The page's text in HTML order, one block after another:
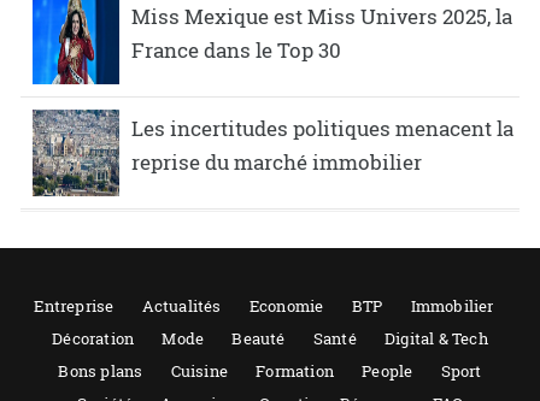
Miss Mexique est Miss Univers 2025, la
France dans le Top 30
Les incertitudes politiques menacent la
reprise du marché immobilier
Entreprise Actualités Economie BTP
Immobilier
Décoration
Mode Beauté Santé
Digital & Tech
Bons plans
Cuisine Formation People
Sport